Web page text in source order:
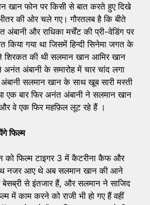
खान फोन पर किसी से बात करते हुए दिखे
की ओर चले गए। गौरतलब है कि बीते
अंबानी और राधिका मर्चेंट की प्री-वेडिंग पर
किया गया था जिसमें हिन्दी सिनेमा जगत के
शिरकत की थी सलमान खान आमिर खान
अंबानी के समारोह में चार चांद लगा
सलमान खान के साथ खूब सारी मस्ती
एक बार फिर अनंत अंबानी ने सलमान खान
वे एक फिर महफ़िल लूट रहे हैं ।
फिल्म
को फिल्म टाइगर 3 में कैटरीना कैफ और
नजर आए थे अब सलमान खान की आने
बेसब्री से इंतजार हैं, और सलमान ने साजिद
में काम करने को राजी भी हो गए हैं वहीं